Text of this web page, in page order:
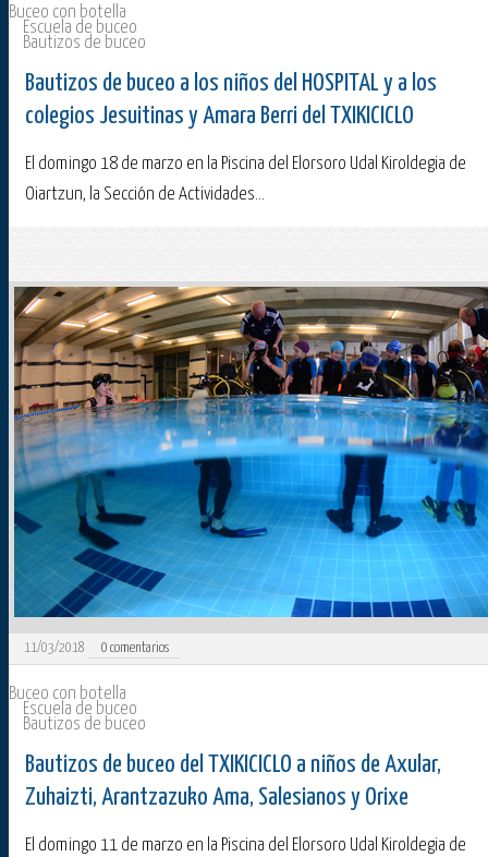
Buceo con botella
Escuela de buceo
Bautizos de buceo
Bautizos de buceo a los niños del HOSPITAL y a los
colegios Jesuitinas y Amara Berri del TXIKICICLO
El domingo 18 de marzo en la Piscina del Elorsoro Udal Kiroldegia de
Oiartzun, la Sección de Actividades...
11/03/2018 0 comentarios
Buceo con botella
Escuela de buceo
Bautizos de buceo
Bautizos de buceo del TXIKICICLO a niños de Axular,
Zuhaizti, Arantzazuko Ama, Salesianos y Orixe
El domingo 11 de marzo en la Piscina del Elorsoro Udal Kiroldegia de